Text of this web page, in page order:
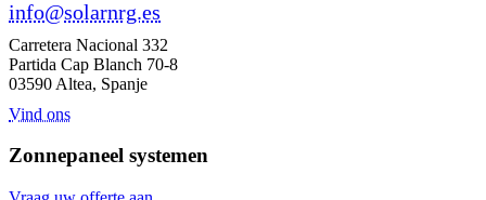
info@solarnrg.es
Carretera Nacional 332
Partida Cap Blanch 70-8
03590 Altea, Spanje
Vind ons
Zonnepaneel systemen